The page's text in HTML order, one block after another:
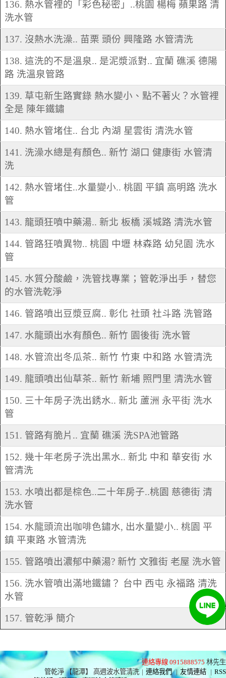
136. 熱水管裡的「彩色秘密」..桃園 楊梅 蘋果路 清
洗水管
137. 沒熱水洗澡.. 苗栗 頭份 興隆路 水管清洗
138. 這洗的不是溫泉.. 是泥漿派對.. 宜蘭 礁溪 德陽
路 洗溫泉管路
139. 草屯新生路實錄 熱水變小、點不著火？水管裡
全是 陳年鐵鏽
140. 熱水管堵住.. 台北 內湖 星雲街 清洗水管
141. 洗澡水總是有顏色.. 新竹 湖口 健康街 水管清
洗
142. 熱水管堵住..水量變小.. 桃園 平鎮 高明路 洗水
管
143. 龍頭狂噴中藥湯.. 新北 板橋 溪城路 清洗水管
144. 管路狂噴異物.. 桃園 中壢 林森路 幼兒園 洗水
管
145. 水質分酸鹼，洗管找專業；管乾淨出手，替您
的水管洗乾淨
146. 管路噴出豆漿豆腐.. 彰化 社頭 社斗路 洗管路
147. 水龍頭出水有顏色.. 新竹 園後街 洗水管
148. 水管流出冬瓜茶.. 新竹 竹東 中和路 水管清洗
149. 龍頭噴出仙草茶.. 新竹 新埔 照門里 清洗水管
150. 三十年房子洗出銹水.. 新北 蘆洲 永平街 洗水
管
151. 管路有脆片.. 宜蘭 礁溪 洗SPA池管路
152. 幾十年老房子洗出黑水.. 新北 中和 華安街 水
管清洗
153. 水噴出都是棕色..二十年房子..桃園 慈德街 清
洗水管
154. 水龍頭流出咖啡色鏽水, 出水量變小.. 桃園 平
鎮 平東路 水管清洗
155. 管路噴出濃郁中藥湯? 新竹 文雅街 老屋 洗水管
156. 洗水管噴出滿地鐵鏽？ 台中 西屯 永福路 清洗
水管
157. 管乾淨 簡介
連絡專線 0915888575 林先生
管乾淨 【龍潭】 高週波水管清洗 | 連絡我們 | 友情連結 | RSS